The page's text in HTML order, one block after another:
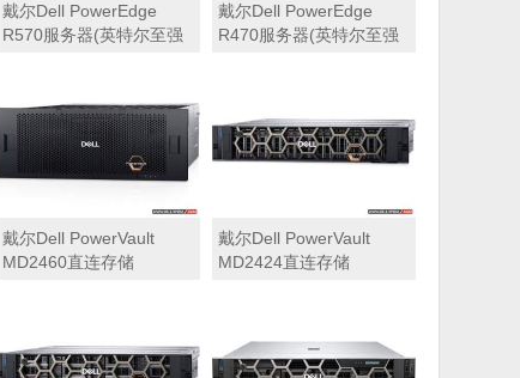
戴尔Dell PowerEdge
R570服务器(英特尔至强
SSD固态硬盘丨PERC
H965i阵列卡丨800W双电
源丨三年保修)
戴尔Dell PowerEdge
R470服务器(英特尔至强
H965i阵列卡丨800W双电
源丨三年保修)
戴尔Dell PowerVault
MD2460直连存储
戴尔Dell PowerVault
MD2424直连存储